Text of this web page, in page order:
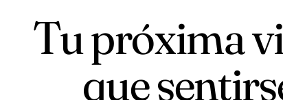
Tu próxima
que